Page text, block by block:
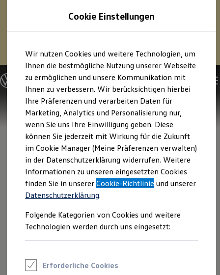
Hauptinhalt
springen
Footer
springen
Profitieren Sie von bis zu6.000 € 1
VolkswagenID. oder
Hybridmodelle.
Mehr zur E‑Auto-Förderung
Modelle und Konfigurator
Konfigurator
Modelle vergleichen
Konfiguration laden
Autosuche
Elektroautos
ENERGY Sondermodelle
Nutzfahrzeuge
SUV und CUV
Familienautos
Kombis
Kompaktwagen
Sportwagen
Schnell verfügbare Fahrzeuge
Angebote und Produkte
Aktuelle Angebote
E-Auto-Förderung
Volkswagen Marktplatz
Elektromobilität bei Gebrauchtwagen
Cookie Einstellungen
Wir nutzen Cookies und weitere Technologien, um
Ihnen die bestmögliche Nutzung unserer Webseite
zu ermöglichen und unsere Kommunikation mit
Ihnen zu verbessern. Wir berücksichtigen hierbei
Ihre Präferenzen und verarbeiten Daten für
Marketing, Analytics und Personalisierung nur,
wenn Sie uns Ihre Einwilligung geben. Diese
können Sie jederzeit mit Wirkung für die Zukunft
im Cookie Manager (Meine Präferenzen verwalten)
in der Datenschutzerklärung widerrufen. Weitere
Informationen zu unseren eingesetzten Cookies
finden Sie in unsererCookie-Richtlinie und unserer
Datenschutzerklärung.
Folgende Kategorien von Cookies und weitere
Technologien werden durch uns eingesetzt:
Erforderliche Cookies